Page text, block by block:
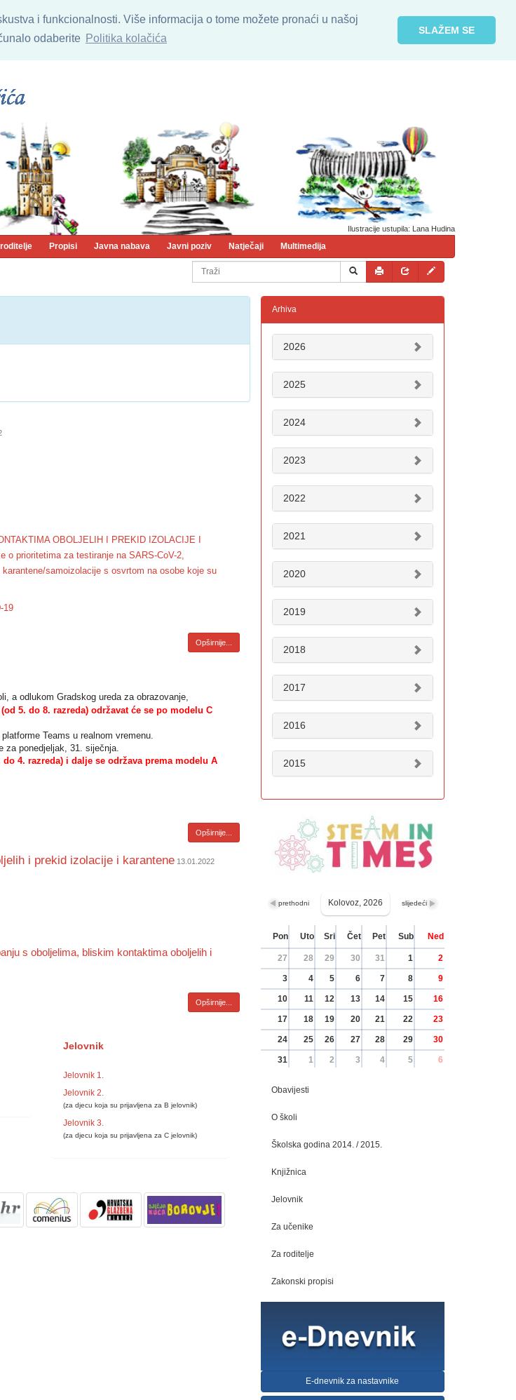
i funkcionalnosti. Više informacija o tome možete pronaći u našoj
odaberite Politika kolačića
SLAŽEM SE
Ilustracije ustupila: Lana Hudina
Propisi Javna nabava Javni poziv Natječaji Multimedija
OBOLJELIH I PREKID IZOLACIJE I
o prioritetima za testiranje na SARS-CoV-2,
samoizolacije s osvrtom na osobe koje su
19
Opširnije...
a odlukom Gradskog ureda za obrazovanje,
5. do 8. razreda) održavat će se po modelu C
Teams u realnom vremenu.
za ponedjeljak, 31. siječnja.
do 4. razreda) i dalje se održava prema modelu A
Opširnije...
i prekid izolacije i karantene 13.01.2022
s oboljelima, bliskim kontaktima oboljelih i
Opširnije...
Jelovnik
Jelovnik 1.
Jelovnik 2.
(za djecu koja su prijavljena za B jelovnik)
Jelovnik 3.
(za djecu koja su prijavljena za C jelovnik)
Arhiva
2026
2025
2024
2023
2022
2021
2020
2019
2018
2017
2016
2015
prethodni Kolovoz, 2026 slijedeći
Pon Uto Sri Čet Pet Sub Ned
27 28 29 30 31 1 2
3 4 5 6 7 8 9
10 11 12 13 14 15 16
17 18 19 20 21 22 23
24 25 26 27 28 29 30
31 1 2 3 4 5 6
Obavijesti
O školi
Školska godina 2014. / 2015.
Knjižnica
Jelovnik
Za učenike
Za roditelje
Zakonski propisi
E-dnevnik za nastavnike